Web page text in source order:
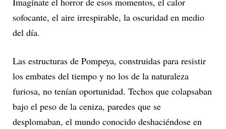
sofocante, el aire irrespirable, la oscuridad en medio
del día.
Las estructuras de Pompeya, construidas para resistir
los embates del tiempo y no los de la naturaleza
furiosa, no tenían oportunidad. Techos que colapsaban
bajo el peso de la ceniza, paredes que se
desplomaban, el mundo conocido deshaciéndose en